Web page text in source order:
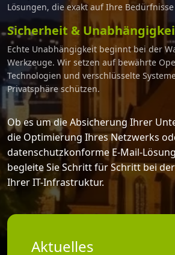
Lösungen, die exakt auf Ihre
Sicherheit &
Echte Unabhängigkeit beginnt bei der
Werkzeuge. Wir setzen auf bewährte
Technologien und verschlüsselte
Privatsphäre schützen.
Ob es um die Absicherung Ihrer
die Optimierung Ihres Netzwerks
datenschutzkonforme E-Mail-
begleite Sie Schritt für Schritt bei
Ihrer IT-Infrastruktur.
Aktuelles